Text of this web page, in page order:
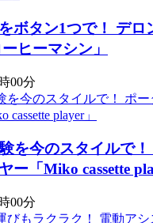
ボタン1つで！ デロ
ヒーマシン」
00分
を今のスタイルで
ー「Miko cassette
00分